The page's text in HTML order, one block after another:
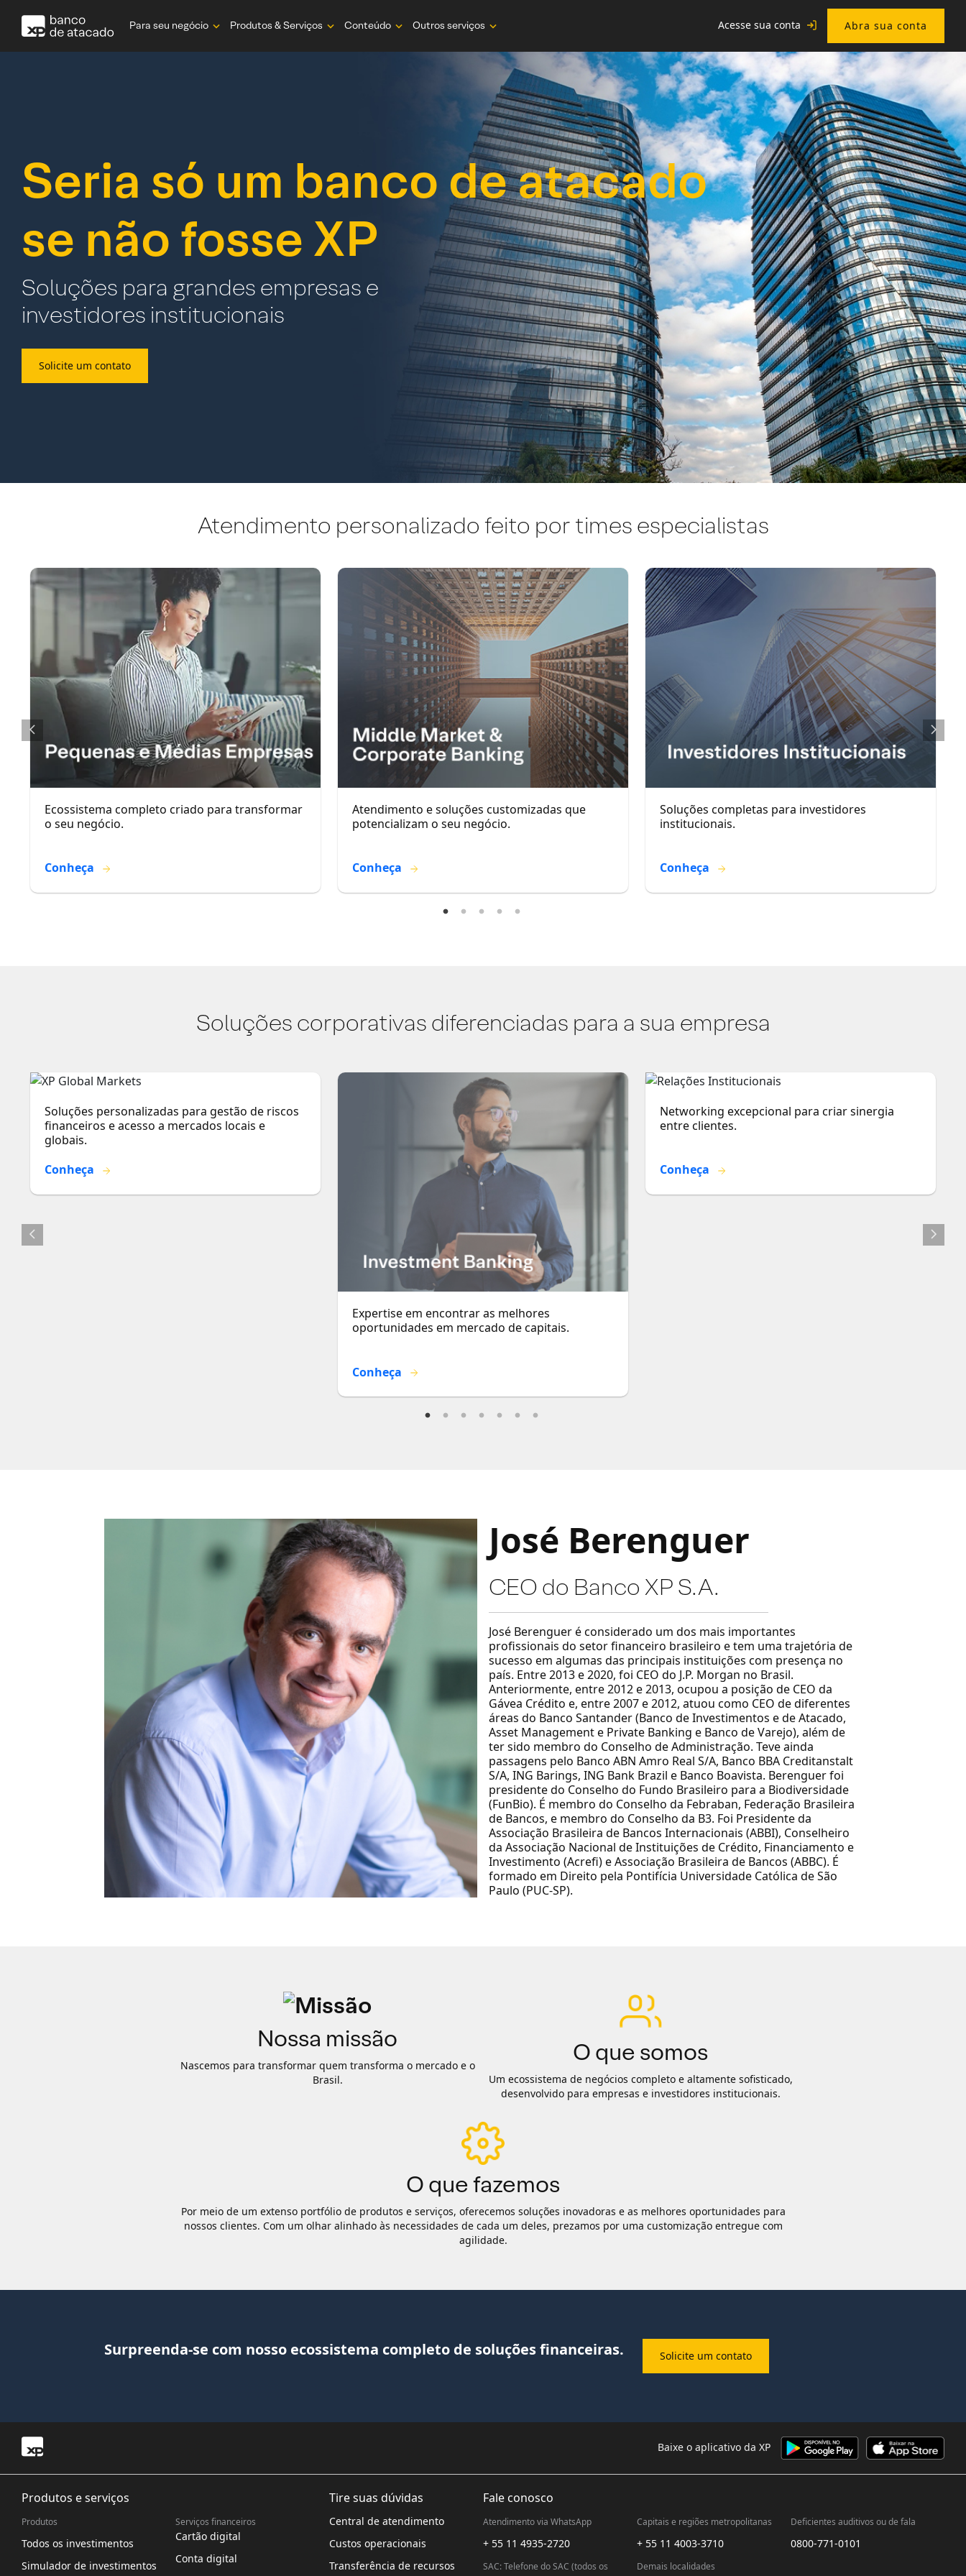
Para seu negócio Produtos & Serviços Conteúdo Outros serviços Acesse sua conta Abra sua conta
Seria só um banco de atacado
se não fosse XP
Soluções para grandes empresas e
investidores institucionais
Solicite um contato
Atendimento personalizado feito por times especialistas
Ecossistema completo criado para transformar
o seu negócio.
Conheça
Atendimento e soluções customizadas que
potencializam o seu negócio.
Conheça
Soluções completas para investidores
institucionais.
Conheça
Soluções corporativas diferenciadas para a sua empresa
Soluções personalizadas para gestão de riscos
financeiros e acesso a mercados locais e
globais.
Conheça
Expertise em encontrar as melhores
oportunidades em mercado de capitais.
Conheça
Networking excepcional para criar sinergia
entre clientes.
Conheça
José Berenguer
CEO do Banco XP S.A.
José Berenguer é considerado um dos mais importantes
profissionais do setor financeiro brasileiro e tem uma trajetória de
sucesso em algumas das principais instituições com presença no
país. Entre 2013 e 2020, foi CEO do J.P. Morgan no Brasil.
Anteriormente, entre 2012 e 2013, ocupou a posição de CEO da
Gávea Crédito e, entre 2007 e 2012, atuou como CEO de diferentes
áreas do Banco Santander (Banco de Investimentos e de Atacado,
Asset Management e Private Banking e Banco de Varejo), além de
ter sido membro do Conselho de Administração. Teve ainda
passagens pelo Banco ABN Amro Real S/A, Banco BBA Creditanstalt
S/A, ING Barings, ING Bank Brazil e Banco Boavista. Berenguer foi
presidente do Conselho do Fundo Brasileiro para a Biodiversidade
(FunBio). É membro do Conselho da Febraban, Federação Brasileira
de Bancos, e membro do Conselho da B3. Foi Presidente da
Associação Brasileira de Bancos Internacionais (ABBI), Conselheiro
da Associação Nacional de Instituições de Crédito, Financiamento e
Investimento (Acrefi) e Associação Brasileira de Bancos (ABBC). É
formado em Direito pela Pontifícia Universidade Católica de São
Paulo (PUC-SP).
Nossa missão
Nascemos para transformar quem transforma o mercado e o
Brasil.
O que somos
Um ecossistema de negócios completo e altamente sofisticado,
desenvolvido para empresas e investidores institucionais.
O que fazemos
Por meio de um extenso portfólio de produtos e serviços, oferecemos soluções inovadoras e as melhores oportunidades para
nossos clientes. Com um olhar alinhado às necessidades de cada um deles, prezamos por uma customização entregue com
agilidade.
Surpreenda-se com nosso ecossistema completo de soluções financeiras. Solicite um contato
Baixe o aplicativo da XP
Produtos e serviços
Produtos
Todos os investimentos
Simulador de investimentos
Serviços financeiros
Cartão digital
Conta digital
Tire suas dúvidas
Central de atendimento
Custos operacionais
Transferência de recursos
Fale conosco
Atendimento via WhatsApp
+ 55 11 4935-2720
SAC: Telefone do SAC (todos os
Capitais e regiões metropolitanas
+ 55 11 4003-3710
Demais localidades
Deficientes auditivos ou de fala
0800-771-0101